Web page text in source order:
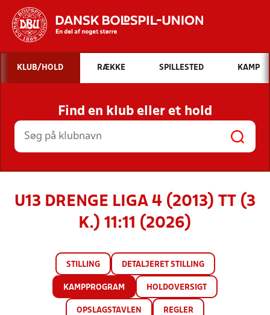
Hvad vil du søge efter?
INDHOLD OG NYHEDER
STILLINGER, RESULTATER, KLUBBER OG
HOLD
KLUB/HOLD RÆKKE SPILLESTED KAMP
Find en klub eller et hold
U13 DRENGE LIGA 4 (2013) TT (3
K.) 11:11 (2026)
STILLING DETALJERET STILLING
KAMPPROGRAM HOLDOVERSIGT
OPSLAGSTAVLEN REGLER